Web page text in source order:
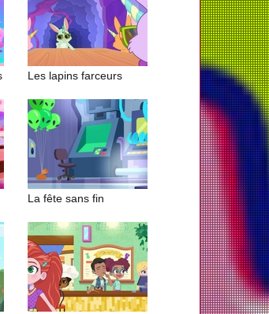
Les lapins farceurs
La fête sans fin